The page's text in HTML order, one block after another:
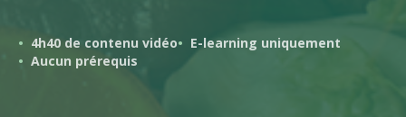
4h40 de contenu vidéo
E-learning uniquement
Aucun prérequis